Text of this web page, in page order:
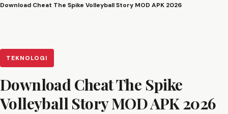
Download Cheat The Spike Volleyball Story MOD APK 2026
TEKNOLOGI
Download Cheat The Spike
Volleyball Story MOD APK 2026